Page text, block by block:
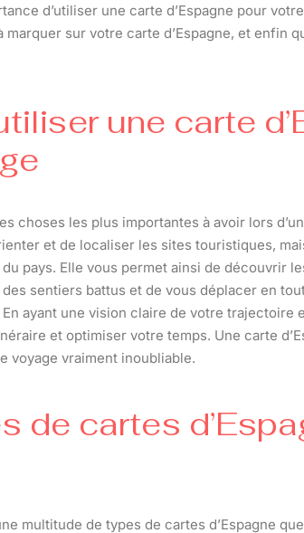
d’utiliser une carte d’Espagne pour
sur votre carte d’Espagne, et enfin
une carte
choses les plus importantes à avoir lors
et de localiser les sites touristiques,
pays. Elle vous permet ainsi de découvrir
sentiers battus et de vous déplacer en
ayant une vision claire de votre trajectoire
et optimiser votre temps. Une carte
voyage vraiment inoubliable.
de cartes
multitude de types de cartes d’Espagne